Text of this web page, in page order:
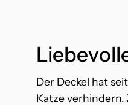
Der Deckel hat
Katze verhindern.